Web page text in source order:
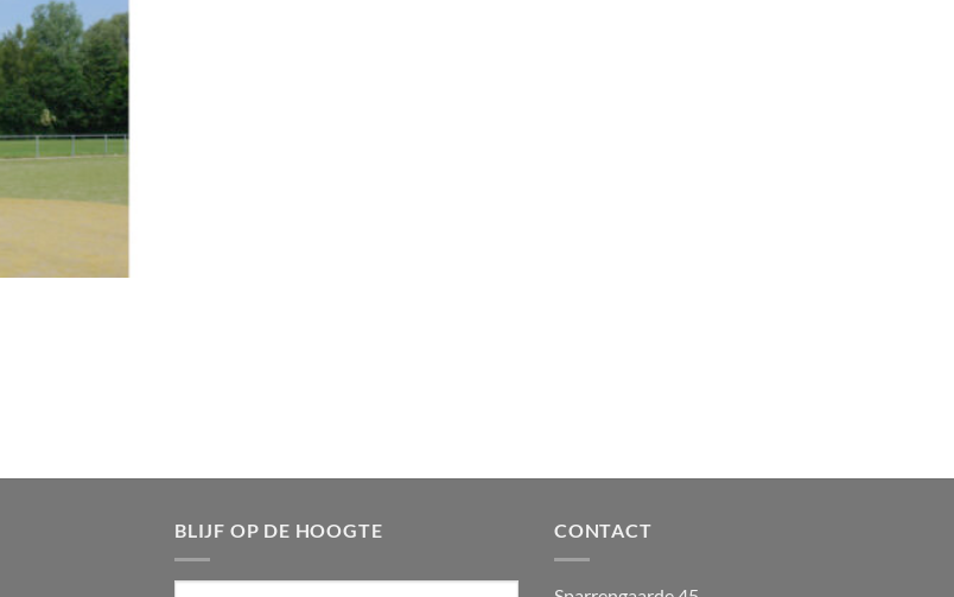
BLIJF OP DE HOOGTE CONTACT